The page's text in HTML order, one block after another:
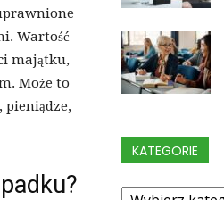
Wartość
majątku,
Może to
pieniądze,
KATEGORIE
Kategorie